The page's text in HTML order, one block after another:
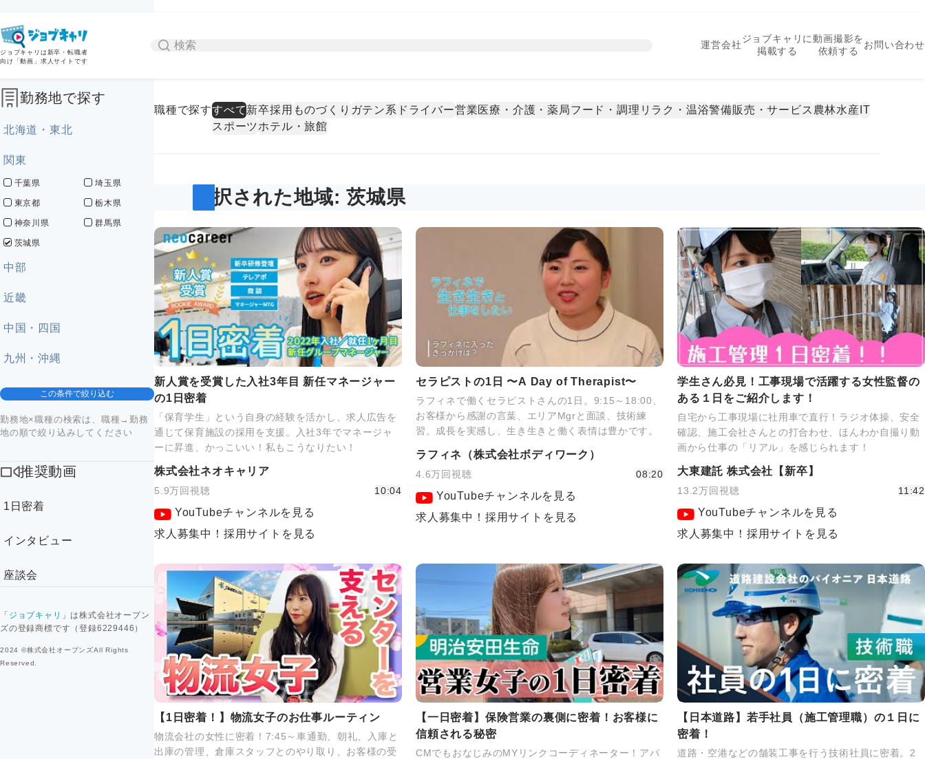
ジョブキャリは新卒・転職者
向け「動画」求人サイトです
運営会社
ジョブキャリに
掲載する
動画撮影を
依頼する
お問い合わせ
勤務地で探す
北海道・東北
関東
千葉県 埼玉県
東京都 栃木県
神奈川県 群馬県
茨城県
中部
近畿
中国・四国
九州・沖縄
この条件で絞り込む
勤務地×職種の検索は、職種→勤務
地の順で絞り込みしてください
推奨動画
1日密着
インタビュー
座談会
「 ジョブキャリ 」は株式会社オープン
ズの登録商標です（登録6229446）
2024 ©株式会社オープンズAll Rights
Reserved.
職種で探すすべて新卒採用 ものづくり ガテン系 ドライバー営業医療・介護・薬局フード・調理 リラク・温浴警備販売・サービス 農林水産 IT
スポーツホテル・旅館
選択された地域: 茨城県
新人賞を受賞した入社3年目 新任マネージャー
の1日密着
「保育学生」という自身の経験を活かし、求人広告を
通じて保育施設の採用を支援。入社3年でマネージャ
ーに昇進、かっこいい！私もこうなりたい！
株式会社ネオキャリア
5.9万回視聴 10:04
YouTubeチャンネルを見る
求人募集中！採用サイトを見る
セラピストの1日 〜A Day of Therapist〜
ラフィネで働くセラピストさんの1日。9:15～18:00、
お客様から感謝の言葉、エリアMgrと面談、技術練
習。成長を実感し、生き生きと働く表情は豊かです。
ラフィネ（株式会社ボディワーク）
4.6万回視聴 08:20
YouTubeチャンネルを見る
求人募集中！採用サイトを見る
学生さん必見！工事現場で活躍する女性監督の
ある１日をご紹介します！
自宅から工事現場に社用車で直行！ラジオ体操、安全
確認、施工会社さんとの打合わせ、ほんわか自撮り動
画から仕事の「リアル」を感じられます！
大東建託 株式会社【新卒】
13.2万回視聴 11:42
YouTubeチャンネルを見る
求人募集中！採用サイトを見る
【1日密着！】物流女子のお仕事ルーティン
物流会社の女性に密着！7:45～車通勤、朝礼、入庫と
出庫の管理、倉庫スタッフとのやり取り、お客様の受
【一日密着】保険営業の裏側に密着！お客様に
信頼される秘密
CMでもおなじみのMYリンクコーディネーター！アパ
【日本道路】若手社員（施工管理職）の１日に
密着！
道路・空港などの舗装工事を行う技術社員に密着。2